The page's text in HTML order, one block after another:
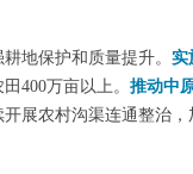
地保护和质量提升。 实
400万亩以上。 推动中
开展农村沟渠连通整治